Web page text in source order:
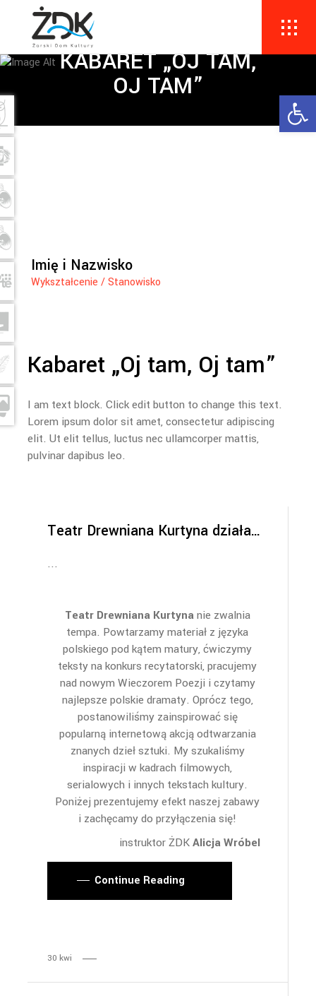
KABARET „OJ TAM,
OJ TAM”
Imię i Nazwisko
Wykształcenie / Stanowisko
Kabaret „Oj tam, Oj tam”
I am text block. Click edit button to change this text.
Lorem ipsum dolor sit amet, consectetur adipiscing
elit. Ut elit tellus, luctus nec ullamcorper mattis,
pulvinar dapibus leo.
Teatr Drewniana Kurtyna działa…
Teatr Drewniana Kurtynanie zwalnia
tempa. Powtarzamy materiał z języka
polskiego pod kątem matury, ćwiczymy
teksty na konkurs recytatorski, pracujemy
nad nowym Wieczorem Poezji i czytamy
najlepsze polskie dramaty. Oprócz tego,
postanowiliśmy zainspirować się
popularną internetową akcją odtwarzania
znanych dzieł sztuki. My szukaliśmy
inspiracji w kadrach filmowych,
serialowych i innych tekstach kultury.
Poniżej prezentujemy efekt naszej zabawy
i zachęcamy do przyłączenia się!
instruktor ŻDKAlicja Wróbel
Continue Reading
30 kwi